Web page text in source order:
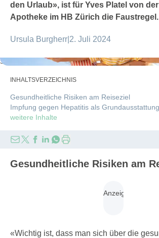
den Urlaub», ist für Yves Platel von
Apotheke im HB Zürich die Faustregel.
Ursula Burgherr 2. Juli 2024
Sunny studio/stock.adobe.com
INHALTSVERZEICHNIS
Gesundheitliche Risiken am Reiseziel
Impfung gegen Hepatitis als Grundausstattung
weitere Inhalte
Gesundheitliche Risiken am
«Wichtig ist, dass man sich über die